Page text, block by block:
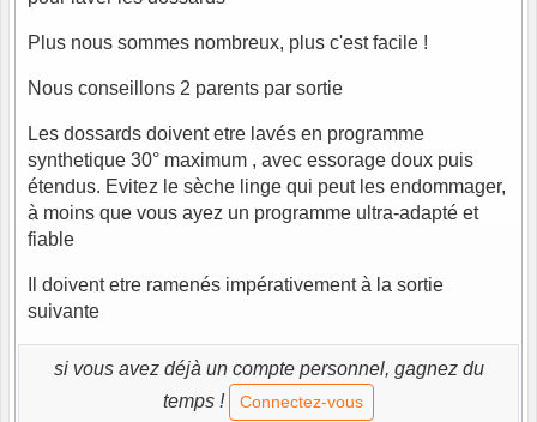
Plus nous sommes nombreux, plus c'est facile !
Nous conseillons 2 parents par sortie
Les dossards doivent etre lavés en programme
synthetique 30° maximum , avec essorage doux puis
étendus. Evitez le sèche linge qui peut les endommager,
à moins que vous ayez un programme ultra-adapté et
fiable
Il doivent etre ramenés impérativement à la sortie
suivante
si vous avez déjà un compte personnel, gagnez du
temps !
Connectez-vous